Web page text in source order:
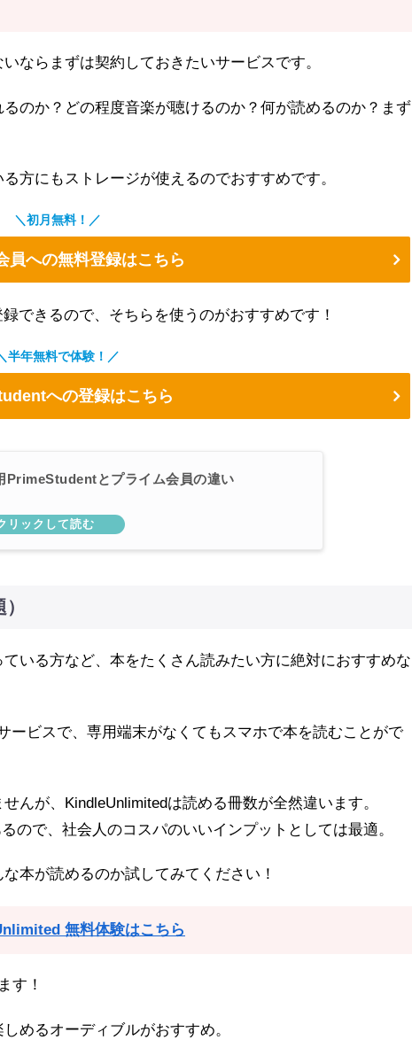
ならまずは契約しておきたいサービスです。
のか？どの程度音楽が聴けるのか？何が読めるのか？まず
方にもストレージが使えるのでおすすめです。
＼初月無料！／
員への無料登録はこちら
できるので、そちらを使うのがおすすめです！
半年無料で体験！／
への登録はこちら
PrimeStudentとプライム会員の違い
いる方など、本をたくさん読みたい方に絶対におすすめな
ービスで、専用端末がなくてもスマホで本を読むことがで
んが、KindleUnlimitedは読める冊数が全然違います。
ので、社会人のコスパのいいインプットとしては最適。
本が読めるのか試してみてください！
無料体験はこちら
す！
めるオーディブルがおすすめ。